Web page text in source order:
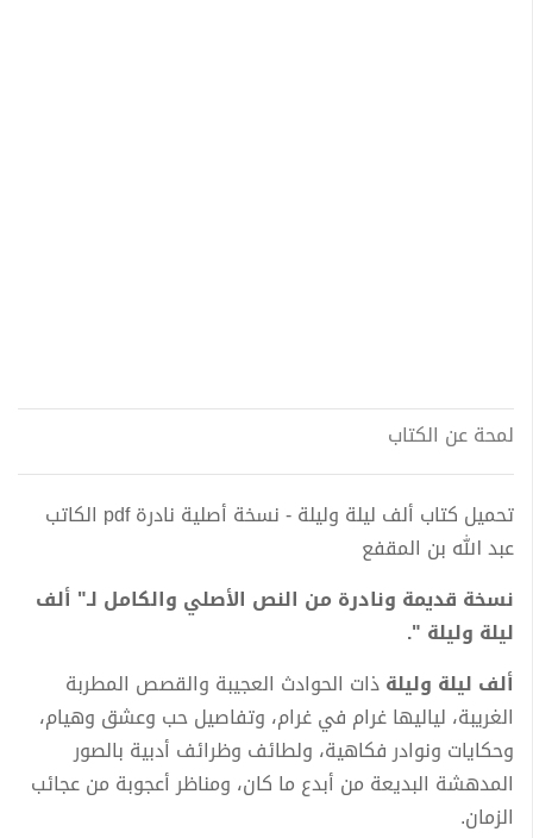
لمحة عن الكتاب
تحميل كتاب ألف ليلة وليلة - نسخة أصلية نادرة pdf الكاتب
عبد الله بن المقفع
نسخة قديمة ونادرة من النص الأصلي والكامل لـ" ألف
ليلة وليلة ".
ألف ليلة وليلةذات الحوادث العجيبة والقصص المطربة
الغريبة، لياليها غرام في غرام، وتفاصيل حب وعشق وهيام،
وحكايات ونوادر فكاهية، ولطائف وظرائف أدبية بالصور
المدهشة البديعة من أبدع ما كان، ومناظر أعجوبة من عجائب
الزمان.